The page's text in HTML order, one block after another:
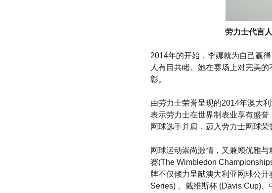
劳力士代言
2014年的开始，李娜就为自己赢
人有目共睹。她在赛场上对完美
彰。
由劳力士荣誉呈现的2014年澳大
表示劳力士在世界制表业享有盛
网球选手并肩，迈入劳力士网球荣
网球运动崇尚激情，又兼顾优雅
赛(The Wimbledon
牌不仅倾力呈献澳大利亚网球公
Series) 、戴维斯杯 (Davis Cup)